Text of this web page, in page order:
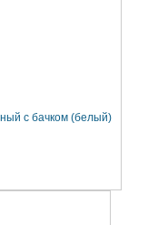
с бачком (белый)